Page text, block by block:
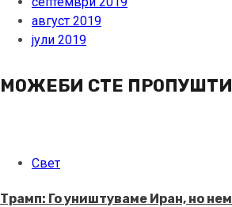
август 2019
јули 2019
МОЖЕБИ СТЕ
Свет
Трамп: Го уништуваме Иран, но